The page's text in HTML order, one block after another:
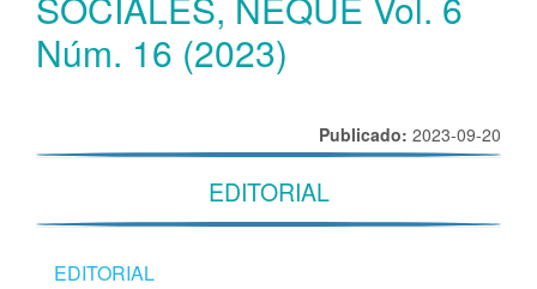
Núm. 16 (2023)
Publicado: 2023-09-20
EDITORIAL
EDITORIAL